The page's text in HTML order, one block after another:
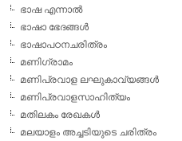
ഭാഷ എന്നാല്‍
ഭാഷാ ഭേദങ്ങള്‍
ഭാഷാപഠനചരിത്രം
മണിഗ്രാമം
മണിപ്രവാള ലഘുകാവ്യങ്ങള്‍
മണിപ്രവാളസാഹിത്യം
മതിലകം രേഖകള്‍
മലയാളം അച്ചടിയുടെ ചരിത്രം